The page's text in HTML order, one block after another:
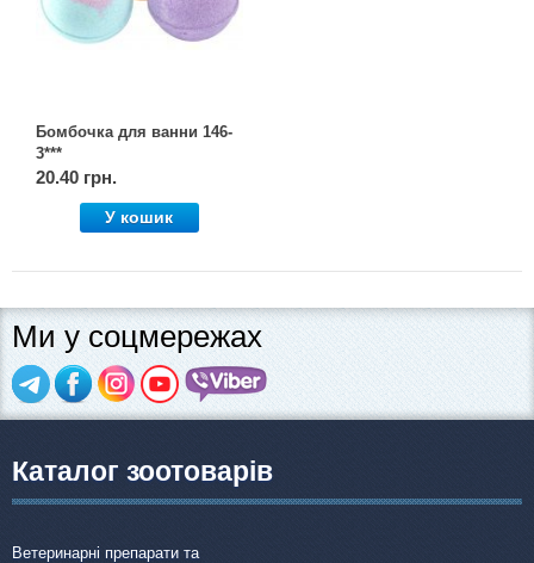
Бомбочка для ванни 146-
3***
20.40 грн.
У кошик
Ми у соцмережах
Каталог зоотоварів
Ветеринарні препарати та